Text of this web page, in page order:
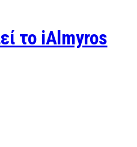
το iAlmyros